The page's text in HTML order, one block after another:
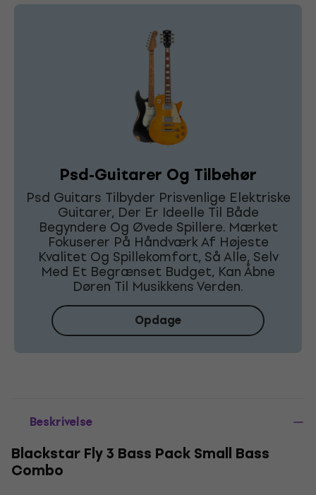
Psd-Guitarer Og Tilbehør
Psd Guitars Tilbyder Prisvenlige Elektriske
Guitarer, Der Er Ideelle Til Både
Begyndere Og Øvede Spillere. Mærket
Fokuserer På Håndværk Af Højeste
Kvalitet Og Spillekomfort, Så Alle, Selv
Med Et Begrænset Budget, Kan Åbne
Døren Til Musikkens Verden.
Opdage
Beskrivelse
Blackstar Fly 3 Bass Pack Small Bass
Combo